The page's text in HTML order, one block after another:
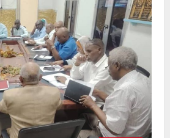
بالمحليات
المختلفة